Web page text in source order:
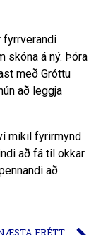
fyrrverandi
skóna á ný. Þóra
með Gróttu
að leggja
mikil fyrirmynd
að fá til okkar
að
FRÉTT